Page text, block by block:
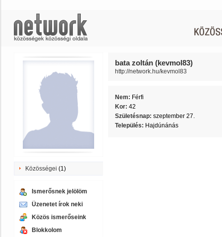
Közösségei (1)
Ismerősnek jelölöm
Üzenetet írok neki
Közös ismerőseink
Blokkolom
bata zoltán (kevmol83)
http://network.hu/kevmol83
Nem: Férfi
Kor: 42
Születésnap: szeptember 27.
Település: Hajdúnánás